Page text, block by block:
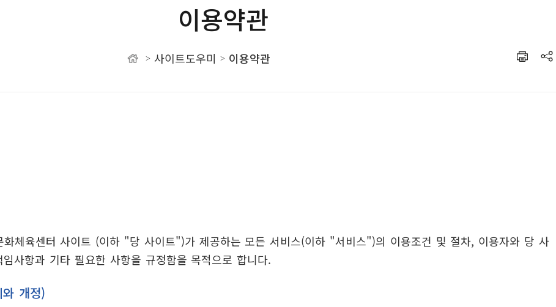
이용약관
> 사이트도우미 > 이용약관
화체육센터 사이트 (이하 "당 사이트")가 제공하는 모든 서비스(이하 "서비스")의 이용조건 및 절차, 이용자와 당 사
사항과 기타 필요한 사항을 규정함을 목적으로 합니다.
개정)